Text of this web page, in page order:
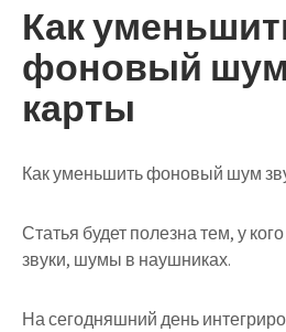
Как
фоновый шум
карты
Как уменьшить фоновый шум
Статья будет полезна тем, у
звуки, шумы в наушниках.
На сегодняшний день